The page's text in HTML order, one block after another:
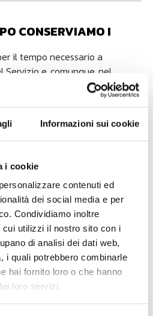
Informazioni sui cookie
i cookie
contenuti ed
dei social media e per
Condividiamo inoltre
utilizzi il nostro sito con i
di analisi dei dati web,
i quali potrebbero combinarle
hai fornito loro o che hanno
loro servizi.
CONSERVIAMO I
il tempo necessario a
e, comunque, nel
legge. I dati personali raccolti
informativa verranno
stesse informazioni non
oggetto di altri
caso, alla revoca del consenso,
per la specifica finalità
I TUOI DATI
nella sicurezza che rivedono
le misure per la protezione